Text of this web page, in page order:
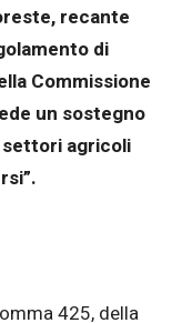
recante
di
Commissione
un sostegno
agricoli
425, della